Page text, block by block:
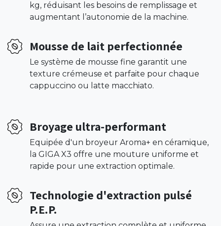
kg, réduisant les besoins de remplissage et
augmentant l’autonomie de la machine.
Mousse de lait perfectionnée
Le système de mousse fine garantit une
texture crémeuse et parfaite pour chaque
cappuccino ou latte macchiato.
Broyage ultra-performant
Equipée d'un broyeur Aroma+ en céramique,
la GIGA X3 offre une mouture uniforme et
rapide pour une extraction optimale.
Technologie d'extraction pulsé
P.E.P.